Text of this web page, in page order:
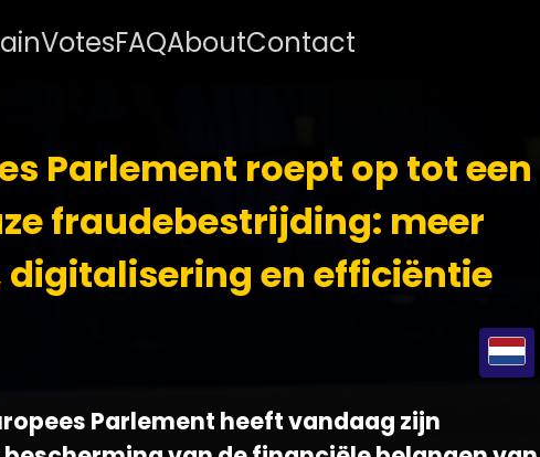
VotesFAQAboutContact
Parlement roept op tot een
fraudebestrijding: meer
en efficiëntie
Parlement heeft vandaag zijn